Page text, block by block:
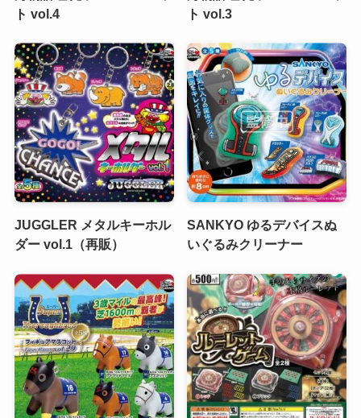
ト vol.4
ト vol.3
JUGGLER メタルキーホル
ダー vol.1（再販）
SANKYO ゆるデバイスぬ
いぐるみクリーナー